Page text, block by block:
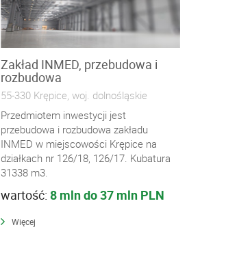
Zakład INMED, przebudowa i
rozbudowa
55-330 Krępice, woj. dolnośląskie
Przedmiotem inwestycji jest
przebudowa i rozbudowa zakładu
INMED w miejscowości Krępice na
działkach nr 126/18, 126/17. Kubatura
31338 m3.
wartość: 8 mln do 37 mln PLN
Więcej